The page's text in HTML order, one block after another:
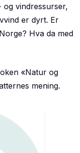
og vindressurser,
er dyrt. Er
Hva da med
«Natur og
mening.